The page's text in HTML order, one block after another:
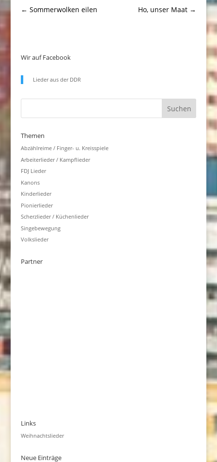
← Sommerwolken eilen Ho, unser Maat →
Wir auf Facebook
Lieder aus der DDR
Themen
Abzählreime / Finger- u. Kreisspiele
Arbeiterlieder / Kampflieder
FDJ Lieder
Kanons
Kinderlieder
Pionierlieder
Scherzlieder / Küchenlieder
Singebewegung
Volkslieder
Partner
Links
Weihnachtslieder
Neue Einträge